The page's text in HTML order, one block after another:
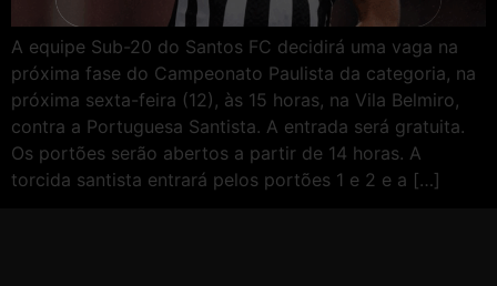
A equipe Sub-20 do Santos FC decidirá uma vaga na
próxima fase do Campeonato Paulista da categoria, na
próxima sexta-feira (12), às 15 horas, na Vila Belmiro,
contra a Portuguesa Santista. A entrada será gratuita.
Os portões serão abertos a partir de 14 horas. A
torcida santista entrará pelos portões 1 e 2 e a […]